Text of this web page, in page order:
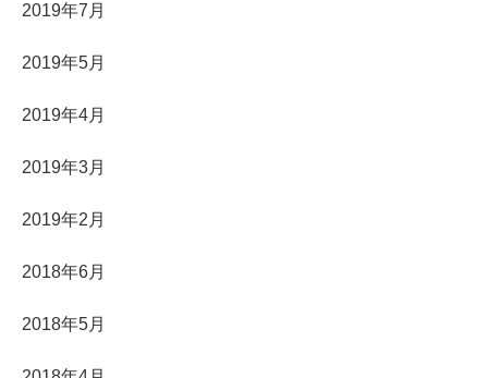
2019年7月
2019年5月
2019年4月
2019年3月
2019年2月
2018年6月
2018年5月